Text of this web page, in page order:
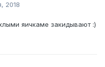
2018
яичкаме закидывают :)